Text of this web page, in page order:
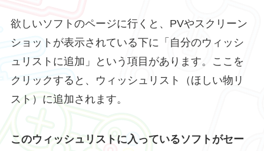
欲しいソフトのページに行くと、PVやスクリーン
ショットが表示されている下に「自分のウィッシ
ュリストに追加」という項目があります。ここを
クリックすると、ウィッシュリスト（ほしい物リ
スト）に追加されます。
このウィッシュリストに入っているソフトがセー